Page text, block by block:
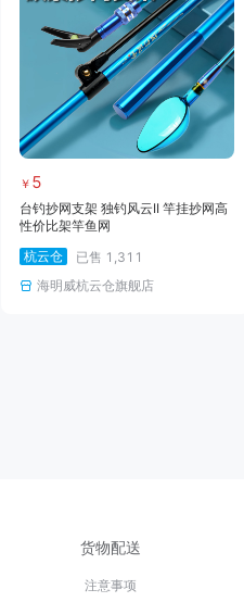
￥ 5
台钓抄网支架 独钓风云II 竿挂抄网高
性价比架竿鱼网
杭云仓
已售 1,311
海明威杭云仓旗舰店
货物配送
注意事项